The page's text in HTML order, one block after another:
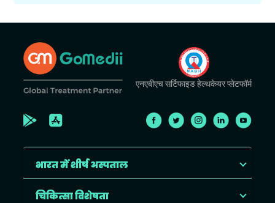
एनएबीएच सर्टिफाइड हेल्थकेयर प्लेटफॉर्म
भारत में शीर्ष अस्पताल
चिकित्सा विशेषता